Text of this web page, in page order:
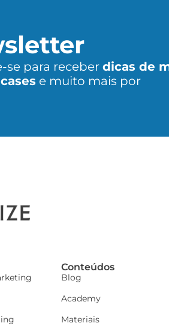
a de um rosto […]
se para receber dicas de
e muito mais por
Conteúdos
Blog
Academy
Materiais